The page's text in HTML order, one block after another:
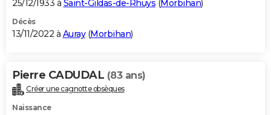
25/12/1933 à Saint-Gildas-de-Rhuys (Morbihan)
Décès
13/11/2022 à Auray(Morbihan)
Pierre CADUDAL (83 ans)
Créer une cagnotte obsèques
Naissance